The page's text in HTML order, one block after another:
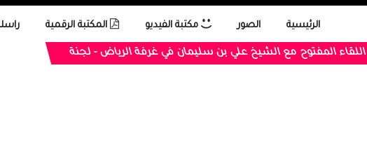
الرئيسية الصور مكتبة الفيديو المكتبة الرقمية
اللقاء المفتوح مع الشيخ علي بن سليمان في غرفة الرياض - لجنة